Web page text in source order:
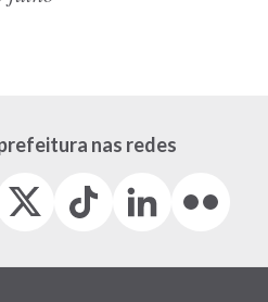
nas redes
(Antigo
Tiktok
(link
em
LinkedIn
(link
em
(link
em